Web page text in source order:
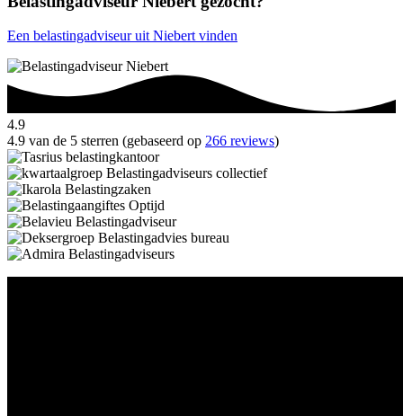
Een belastingadviseur uit Niebert vinden
4.9
4.9 van de 5 sterren (gebaseerd op 266 reviews)